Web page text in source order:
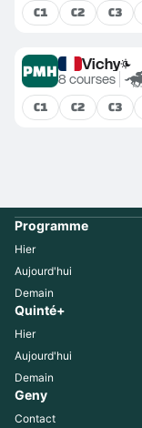
C1 C2 C3
PMH Vichy
8 courses
C1 C2 C3
Programme
Hier
Aujourd'hui
Demain
Quinté+
Hier
Aujourd'hui
Demain
Geny
Contact